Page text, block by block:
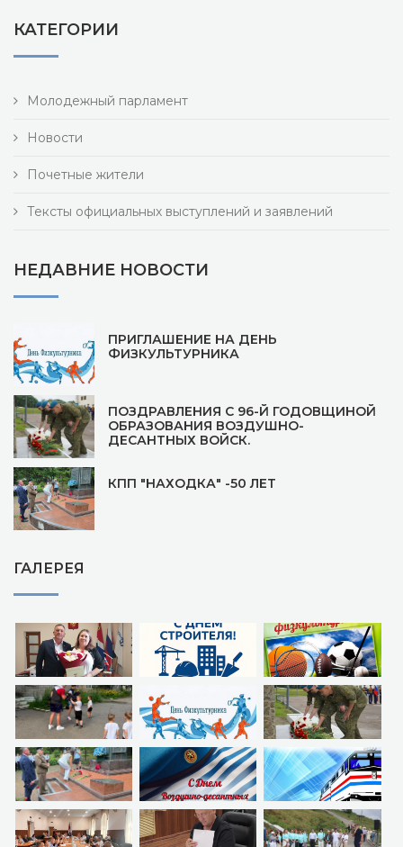
КАТЕГОРИИ
Молодежный парламент
Новости
Почетные жители
Тексты официальных выступлений и заявлений
НЕДАВНИЕ НОВОСТИ
ПРИГЛАШЕНИЕ НА ДЕНЬ
ФИЗКУЛЬТУРНИКА
ПОЗДРАВЛЕНИЯ С 96-Й ГОДОВЩИНОЙ
ОБРАЗОВАНИЯ ВОЗДУШНО-
ДЕСАНТНЫХ ВОЙСК.
КПП "НАХОДКА" -50 ЛЕТ
ГАЛЕРЕЯ